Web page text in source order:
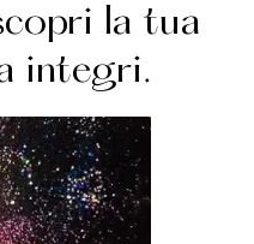
la tua
integri.